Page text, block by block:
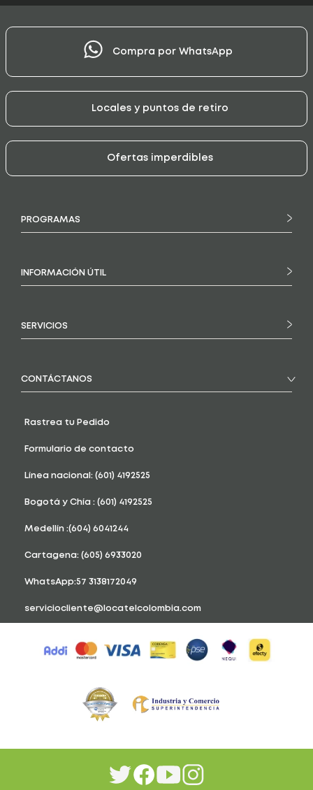
Compra por WhatsApp
Locales y puntos de retiro
Ofertas imperdibles
PROGRAMAS
INFORMACIÓN ÚTIL
SERVICIOS
CONTÁCTANOS
Rastrea tu Pedido
Formulario de contacto
Línea nacional: (601) 4192525
Bogotá y Chía : (601) 4192525
Medellín :(604) 6041244
Cartagena: (605) 6933020
WhatsApp:57 3138172049
serviciocliente@locatelcolombia.com